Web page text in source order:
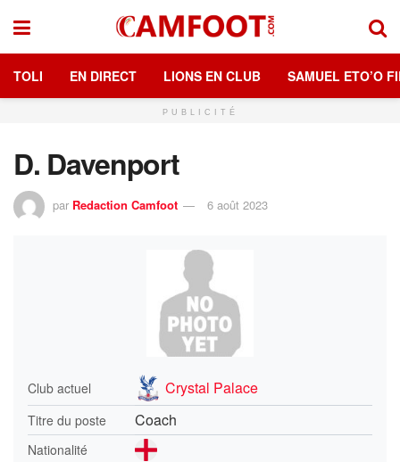
TOLI EN DIRECT LIONS EN CLUB SAMUEL ETO’O
PUBLICITÉ
D. Davenport
par Redaction Camfoot 6 août 2023
Club actuel Crystal Palace
Titre du poste Coach
Nationalité